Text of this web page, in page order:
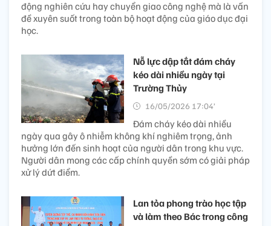
động nghiên cứu hay chuyển giao công nghệ mà là vấn
đề xuyên suốt trong toàn bộ hoạt động của giáo dục đại
học.
Nỗ lực dập tắt đám cháy
kéo dài nhiều ngày tại
Trường Thủy
16/05/2026 17:04’
Đám cháy kéo dài nhiều
ngày qua gây ô nhiễm không khí nghiêm trọng, ảnh
hưởng lớn đến sinh hoạt của người dân trong khu vực.
Người dân mong các cấp chính quyền sớm có giải pháp
xử lý dứt điểm.
Lan tỏa phong trào học tập
và làm theo Bác trong công